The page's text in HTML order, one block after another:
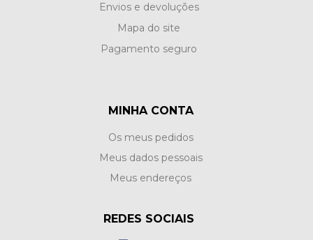
Envios e devoluções
Mapa do site
Pagamento seguro
MINHA CONTA
Os meus pedidos
Meus dados pessoais
Meus endereços
REDES SOCIAIS